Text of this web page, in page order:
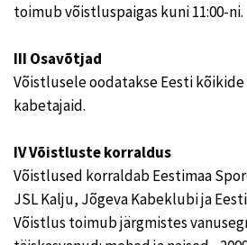
toimub võistluspaigas kuni 11:00-ni.
III Osavõtjad
Võistlusele oodatakse Eesti
kabetajaid.
IV Võistluste korraldus
Võistlused korraldab Eestimaa
JSL Kalju, Jõgeva Kabeklubi ja
Võistlus toimub järgmistes